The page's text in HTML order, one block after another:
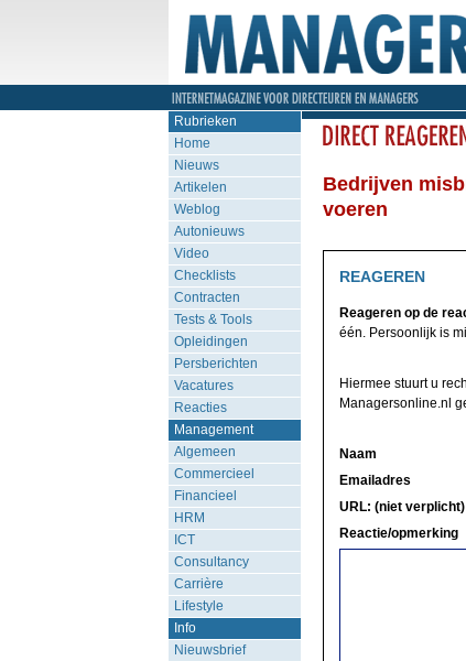
Rubrieken
Home
Nieuws
Artikelen
Weblog
Autonieuws
Video
Checklists
Contracten
Tests & Tools
Opleidingen
Persberichten
Vacatures
Reacties
Management
Algemeen
Commercieel
Financieel
HRM
ICT
Consultancy
Carrière
Lifestyle
Info
Nieuwsbrief
Bedrijven
voeren
REAGEREN
Reageren op de
één. Persoonlijk is
Hiermee stuurt u
Managersonline.nl
Naam
Emailadres
URL: (niet verplicht)
Reactie/opmerking